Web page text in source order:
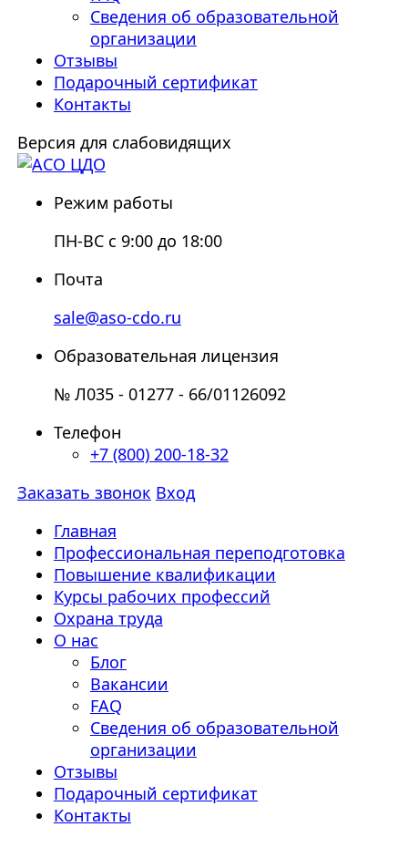
Сведения об образовательной
организации
Отзывы
Подарочный сертификат
Контакты
Версия для слабовидящих
Режим работы
ПН-ВС с 9:00 до 18:00
Почта
sale@aso-cdo.ru
Образовательная лицензия
№ Л035 - 01277 - 66/01126092
Телефон
+7 (800) 200-18-32
Заказать звонок Вход
Главная
Профессиональная переподготовка
Повышение квалификации
Курсы рабочих профессий
Охрана труда
О нас
Блог
Вакансии
FAQ
Сведения об образовательной
организации
Отзывы
Подарочный сертификат
Контакты